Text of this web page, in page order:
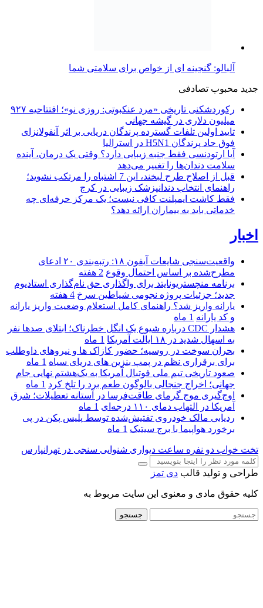
آلبالو: گنجینه ای از خواص برای سلامتی شما
جدید محبوب تصادفی
رکوردشکنی تاریخی «مرد عنکبوتی: روزی نو»؛ افتتاحیه ۹۲۷
میلیون دلاری در گیشه جهانی
تایید اولین تلفات گسترده پرندگان دریایی بر اثر آنفولانزای
فوق حاد پرندگان H5N1 در استرالیا
آیا ارتودنسی فقط جنبه زیبایی دارد؟ وقتی یک درمان، آینده
سلامت دندان‌ها را تغییر می‌دهد
قبل از اصلاح طرح لبخند، این 7 اشتباه را مرتکب نشوید؛
راهنمای انتخاب دندانپزشک زیبایی در کرج
فقط کاشت ایمپلنت کافی نیست؛ یک مرکز حرفه‌ای چه
خدماتی باید به بیماران ارائه دهد؟
اخبار
واقعیت‌سنجی شایعات آیفون ۱۸: رتبه‌بندی ۲۰ ادعای
مطرح‌شده بر اساس احتمال وقوع 2 هفته
برنامه منچستریونایتد برای واگذاری حق نام‌گذاری استادیوم
جدید؛ جزئیات پروژه نجومی شیاطین سرخ 4 هفته
یارانه واریز شد؟ راهنمای کامل استعلام وضعیت واریز یارانه
و کد یارانه 1 ماه
هشدار CDC درباره شیوع یک انگل خطرناک؛ ابتلای صدها نفر
به اسهال شدید در ۱۸ ایالت آمریکا
1 ماه
بحران سوخت در روسیه؛ حضور کازاک‌ ها و نیروهای داوطلب
برای برقراری نظم در پمپ بنزین‌ های دریای سیاه 1 ماه
صعود تاریخی تیم ملی فوتبال آمریکا به یک‌هشتم نهایی جام
جهانی؛ اخراج جنجالی بالوگون طعم برد را تلخ کرد 1 ماه
اوج‌گیری موج گرمای طاقت‌فرسا در آستانه تعطیلات؛ شرق
آمریکا در التهاب دمای ۱۱۰ درجه‌ای
1 ماه
ردیابی مالک خودروی تفتیش‌شده توسط پلیس پکن در پی
برخورد هواپیما با برج سیتیک 1 ماه
تخت خواب دو نفره ساعت دیواری شنوایی سنجی در تهرانپارس
طراحی و تولید قالب دی تمز
کلیه حقوق مادی و معنوی این سایت مربوط به
جستجو